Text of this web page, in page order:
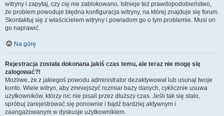
witryny i zapytaj, czy cię nie zablokowano. Istnieje też prawdopodobieństwo,
że problem powoduje błędna konfiguracja witryny, na której znajduje się forum.
Skontaktuj się z właścicielem witryny i powiadom go o tym problemie. Musi on
go naprawić.
Na górę
Rejestracja została dokonana jakiś czas temu, ale teraz nie mogę się
zalogować?!
Możliwe, że z jakiegoś powodu administrator dezaktywował lub usunął twoje
konto. Wiele witryn, aby zmniejszyć rozmiar bazy danych, cyklicznie usuwa
użytkowników, którzy nic nie pisali przez dłuższy czas. Jeśli tak się stało,
spróbuj zarejestrować się ponownie i bądź bardziej aktywnym i
zaangażowanym w dyskusje użytkownikiem.